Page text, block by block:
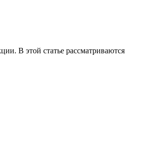
В этой статье рассматриваются